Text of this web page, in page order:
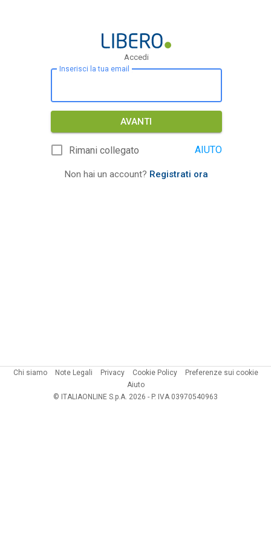
Accedi
Inserisci la tua email
AVANTI
Rimani collegato AIUTO
Non hai un account? Registrati ora
Chi siamo Note Legali Privacy Cookie Policy
Preferenze sui cookie
Aiuto
© ITALIAONLINE S.p.A. 2026 - P. IVA 03970540963